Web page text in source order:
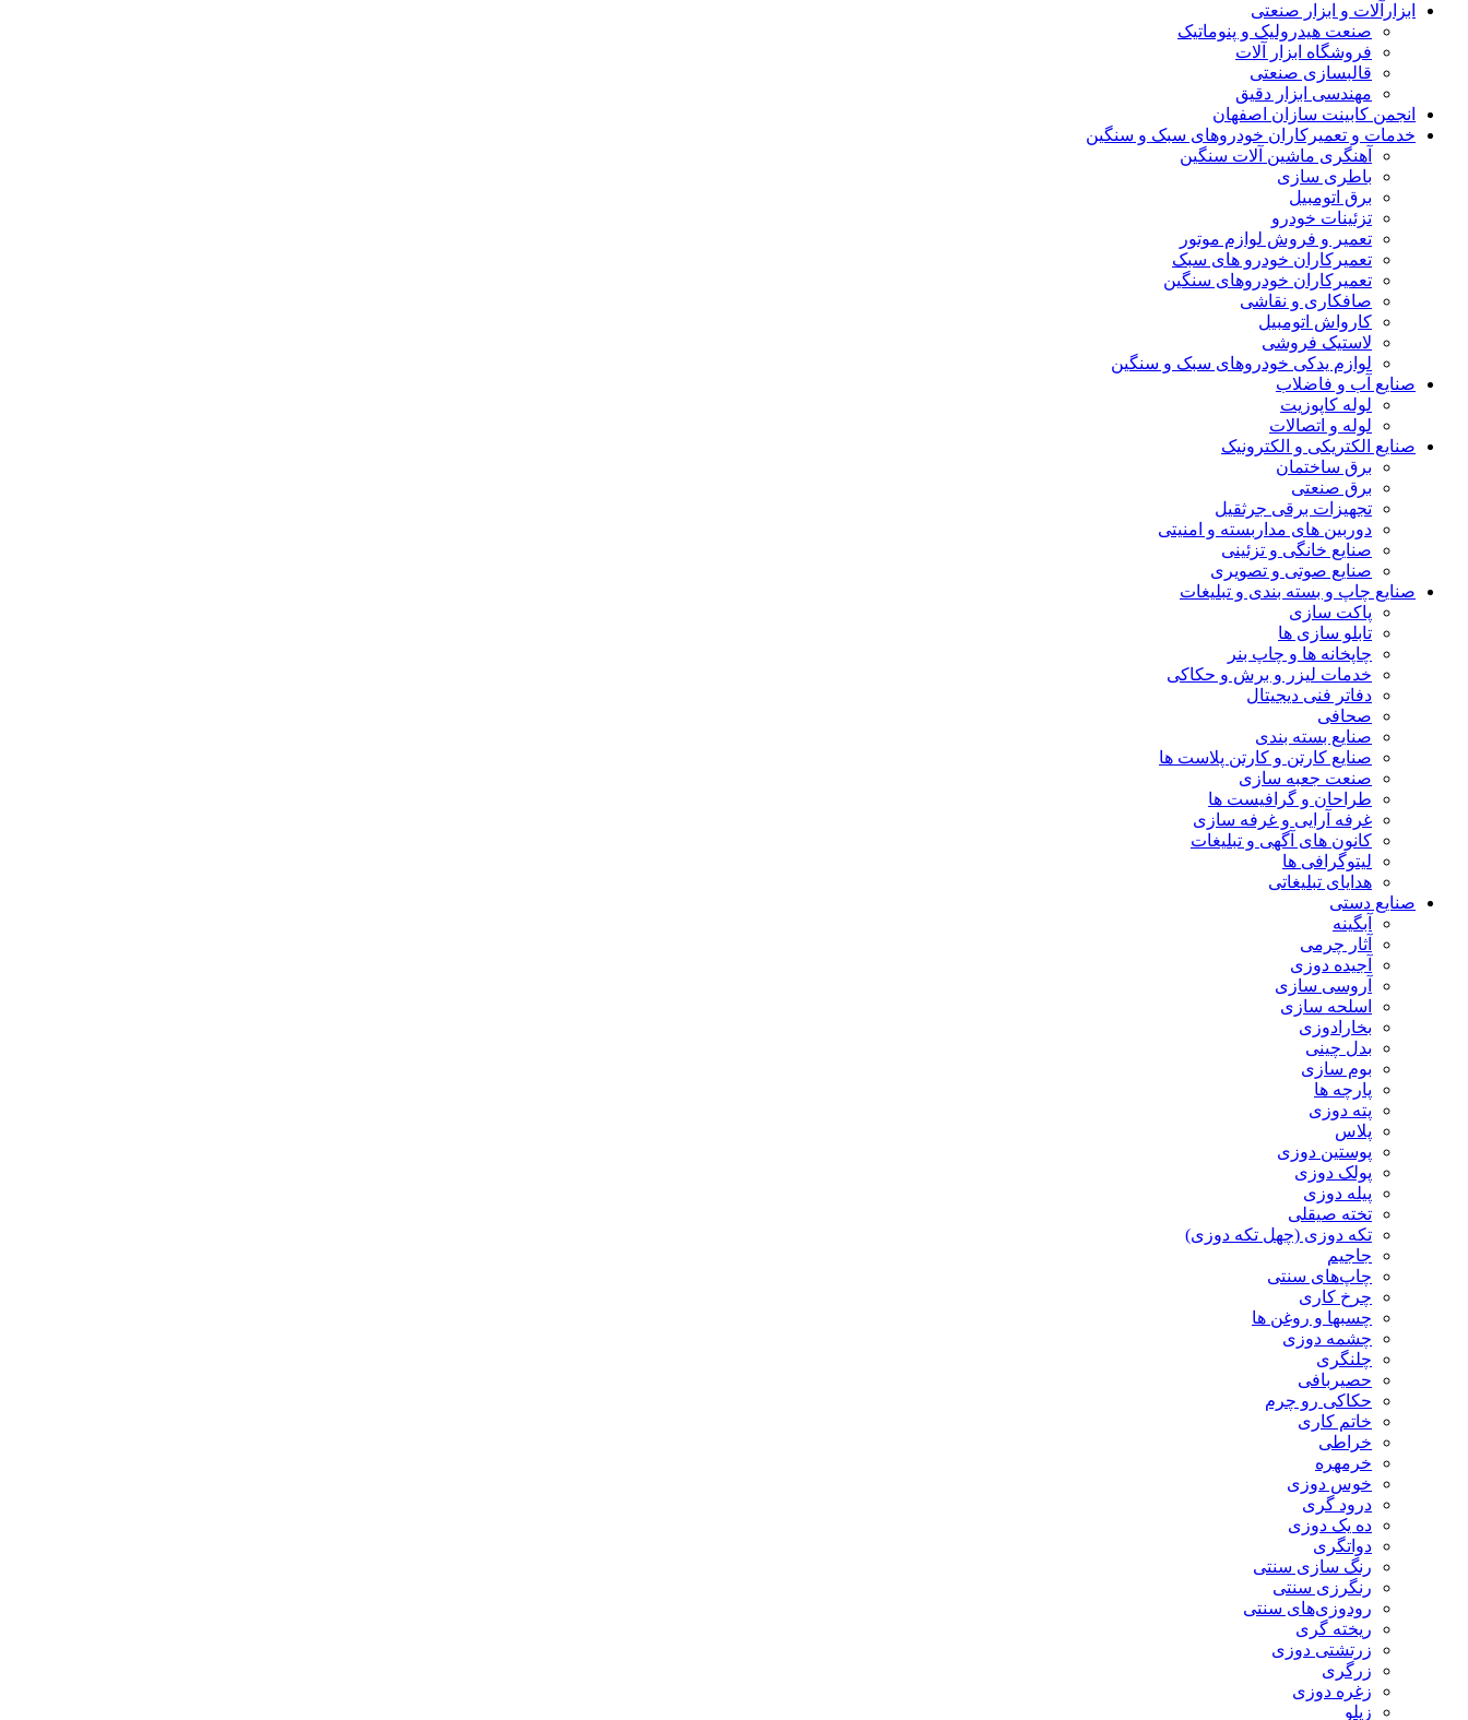
ابزارآلات و ابزار صنعتی
صنعت هیدرولیک و پنوماتیک
فروشگاه ابزار آلات
قالبسازی صنعتی
مهندسی ابزار دقیق
انجمن کابینت سازان اصفهان
خدمات و تعمیرکاران خودروهای سبک و سنگین
آهنگری ماشین آلات سنگین
باطری سازی
برق اتومبیل
تزئینات خودرو
تعمیر و فروش لوازم موتور
تعمیرکاران خودرو های سبک
تعمیرکاران خودروهای سنگین
صافکاری و نقاشی
کارواش اتومبیل
لاستیک فروشی
لوازم یدکی خودروهای سبک و سنگین
صنایع آب و فاضلاب
لوله کاپوزیت
لوله و اتصالات
صنایع الکتریکی و الکترونیک
برق ساختمان
برق صنعتی
تجهیزات برقی جرثقیل
دوربین های مداربسته و امنیتی
صنایع خانگی و تزئینی
صنایع صوتی و تصویری
صنایع چاپ و بسته بندی و تبلیغات
پاکت سازی
تابلو سازی ها
چاپخانه ها و چاپ بنر
خدمات لیزر و برش و حکاکی
دفاتر فنی دیجیتال
صحافی
صنایع بسته بندی
صنایع کارتن و کارتن پلاست ها
صنعت جعبه سازی
طراحان و گرافیست ها
غرفه آرایی و غرفه سازی
کانون های آگهی و تبلیغات
لیتوگرافی ها
هدایای تبلیغاتی
صنایع دستی
آبگینه
آثار چرمی
آجیده دوزی
آروسی سازی
اسلحه سازی
بخارادوزی
بدل چینی
بوم سازی
پارچه ها
پته دوزی
پلاس
پوستین دوزی
پولک دوزی
پیله دوزی
تخته صیقلی
تکه دوزی (چهل تکه دوزی)
جاجیم
چاپ‌های سنتی
چرخ کاری
چسبها و روغن ها
چشمه دوزی
چلنگری
حصیربافی
حکاکی رو چرم
خاتم کاری
خراطی
خرمهره
خوس دوزی
درود گری
ده یک دوزی
دواتگری
رنگ سازی سنتی
رنگرزی سنتی
رودوزی‌های سنتی
ریخته گری
زرتشتی دوزی
زرگری
زغره دوزی
زیلو